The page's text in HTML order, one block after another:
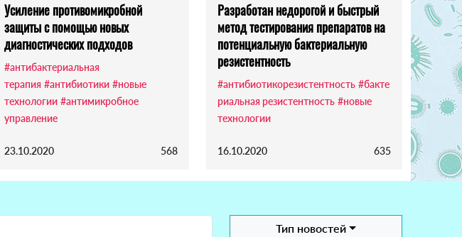
Усиление противомикробной
защиты с помощью новых
диагностических подходов
#антибактериальная
терапия #антибиотики #новые
технологии #антимикробное
управление
23.10.2020 568
Разработан недорогой и быстрый
метод тестирования препаратов на
потенциальную бактериальную
резистентность
#антибиотикорезистентность #бакте
риальная резистентность #новые
технологии
16.10.2020 635
Тип новостей